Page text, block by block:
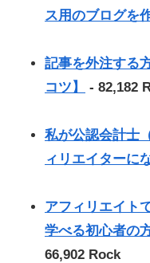
ス用のブログを
記事を外注する
コツ】
- 82,182
私が公認会計士
ィリエイターに
アフィリエイト
学べる初心者の
66,902 Rock